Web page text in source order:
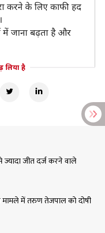
करने के लिए काफी हद
जाना बढ़ता है और
लिया है
जीत दर्ज करने वाले
मामले में तरुण तेजपाल को दोषी